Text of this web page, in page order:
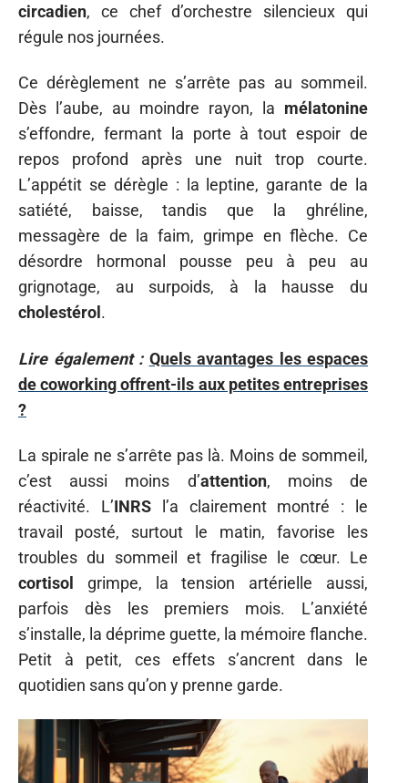
circadien, ce chef d’orchestre silencieux qui
régule nos journées.
Ce dérèglement ne s’arrête pas au sommeil.
Dès l’aube, au moindre rayon, la mélatonine
s’effondre, fermant la porte à tout espoir de
repos profond après une nuit trop courte.
L’appétit se dérègle : la leptine, garante de la
satiété, baisse, tandis que la ghréline,
messagère de la faim, grimpe en flèche. Ce
désordre hormonal pousse peu à peu au
grignotage, au surpoids, à la hausse du
cholestérol .
Lire également : Quels avantages les espaces
de coworking offrent-ils aux petites entreprises
?
La spirale ne s’arrête pas là. Moins de sommeil,
c’est aussi moins d’attention, moins de
réactivité. L’INRSl’a clairement montré : le
travail posté, surtout le matin, favorise les
troubles du sommeil et fragilise le cœur. Le
cortisol
grimpe, la tension artérielle aussi,
parfois dès les premiers mois. L’anxiété
s’installe, la déprime guette, la mémoire flanche.
Petit à petit, ces effets s’ancrent dans le
quotidien sans qu’on y prenne garde.